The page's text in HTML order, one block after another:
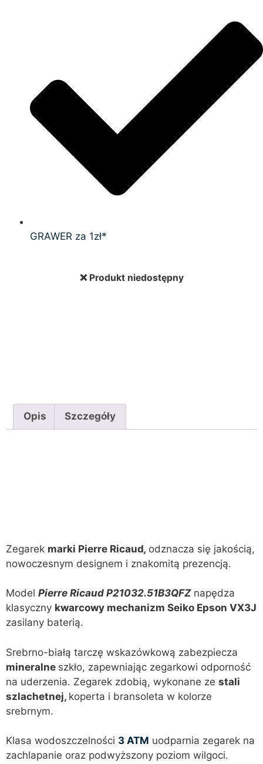
GRAWER za 1zł*
❌ Produkt niedostępny
Opis Szczegóły
Zegarek marki Pierre Ricaud, odznacza się jakością,
nowoczesnym designem i znakomitą prezencją.
Model Pierre Ricaud P21032.51B3QFZ napędza
klasyczny kwarcowy mechanizm Seiko Epson VX3J
zasilany baterią.
Srebrno-białą tarczę wskazówkową zabezpiecza
mineralne szkło, zapewniając zegarkowi odporność
na uderzenia. Zegarek zdobią, wykonane ze stali
szlachetnej, koperta i bransoleta w kolorze
srebrnym.
Klasa wodoszczelności 3 ATM uodparnia zegarek na
zachlapanie oraz podwyższony poziom wilgoci.